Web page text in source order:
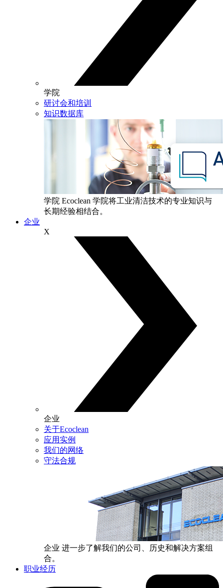
学院
研讨会和培训
知识数据库
学院 Ecoclean 学院将工业清洁技术的专业知识与
长期经验相结合。
企业
X
企业
关于Ecoclean
应用实例
我们的网络
守法合规
企业 进一步了解我们的公司、历史和解决方案组
合。
职业经历